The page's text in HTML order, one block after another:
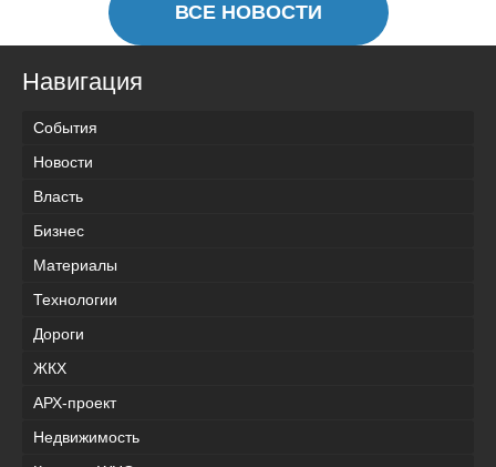
ВСЕ НОВОСТИ
Навигация
События
Новости
Власть
Бизнес
Материалы
Технологии
Дороги
ЖКХ
АРХ-проект
Недвижимость